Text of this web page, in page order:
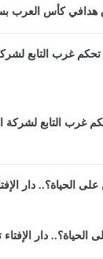
كأس العرب
غرب التابع لشركة
دار